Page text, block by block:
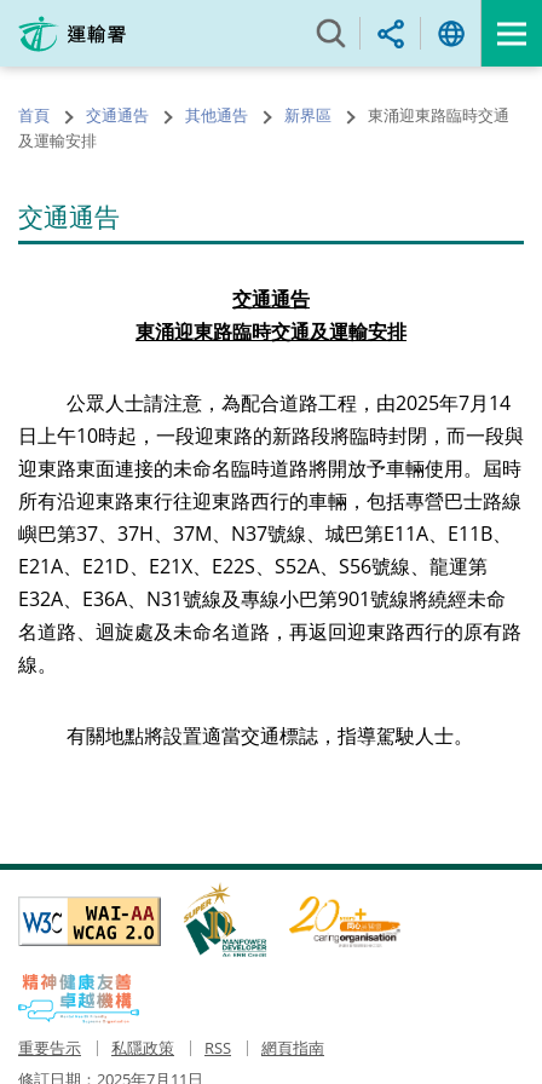
內
的
開
首頁 交通通告 其他通告 新界區
東涌迎東路臨時交通
及運輸安排
交通通告
交通通告
東涌迎東路臨時交通及運輸安排
公眾人士請注意，為配合道路工程，由2025年7月14
日上午10時起，一段迎東路的新路段將臨時封閉，而一段與
迎東路東面連接的未命名臨時道路將開放予車輛使用。屆時
所有沿迎東路東行往迎東路西行的車輛，包括專營巴士路線
嶼巴第37、37H、37M、N37號線、城巴第E11A、E11B、
E21A、E21D、E21X、E22S、S52A、S56號線、龍運第
E32A、E36A、N31號線及專線小巴第901號線將繞經未命
名道路、迴旋處及未命名道路，再返回迎東路西行的原有路
線。
有關地點將設置適當交通標誌，指導駕駛人士。
重要告示 私隱政策 RSS
網頁指南
修訂日期： 2025年7月11日